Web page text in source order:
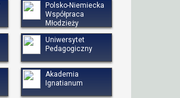
Polsko-Niemiecka
Współpraca
Młodzieży
Uniwersytet
Pedagogiczny
Akademia
Ignatianum